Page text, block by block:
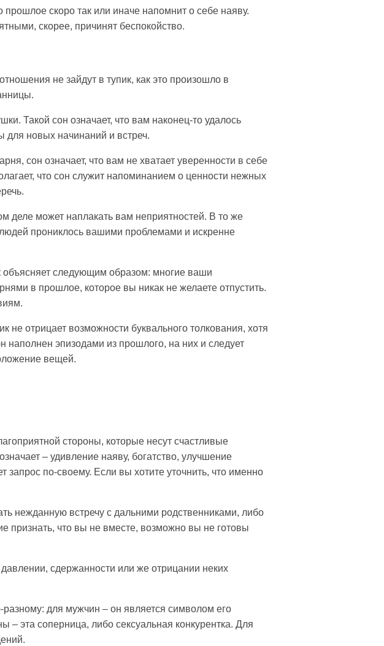
скоро так или иначе напомнит о себе наяву.
скорее, причинят беспокойство.
не зайдут в тупик, как это произошло в
Такой сон означает, что вам наконец-то удалось
для новых начинаний и встреч.
сон означает, что вам не хватает уверенности в себе
что сон служит напоминанием о ценности нежных
деле может наплакать вам неприятностей. В то же
прониклось вашими проблемами и искренне
следующим образом: многие ваши
в прошлое, которое вы никак не желаете отпустить.
отрицает возможности буквального толкования, хотя
наполнен эпизодами из прошлого, на них и следует
вещей.
стороны, которые несут счастливые
– удивление наяву, богатство, улучшение
по-своему. Если вы хотите уточнить, что именно
нежданную встречу с дальними родственниками, либо
признать, что вы не вместе, возможно вы не готовы
сдержанности или же отрицании неких
для мужчин – он является символом его
эта соперница, либо сексуальная конкурентка. Для